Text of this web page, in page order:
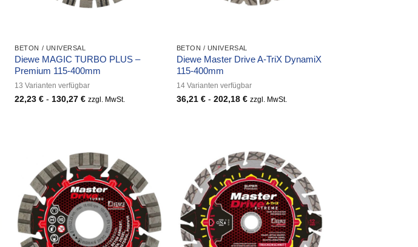
BETON / UNIVERSAL
Diewe MAGIC TURBO PLUS –
Premium 115-400mm
13 Varianten verfügbar
22,23€ - 130,27€ zzgl. MwSt.
BETON / UNIVERSAL
Diewe Master Drive A-TriX DynamiX
115-400mm
14 Varianten verfügbar
36,21 €- 202,18 € zzgl. MwSt.